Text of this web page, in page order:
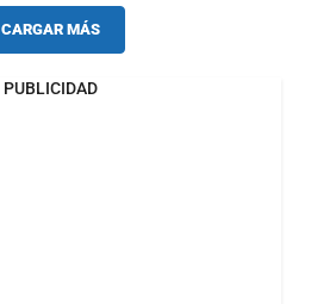
CARGAR MÁS
PUBLICIDAD